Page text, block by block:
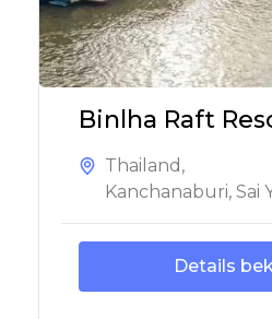
Binlha Raft
Thailand ,
Kanchanaburi, Sai
Details